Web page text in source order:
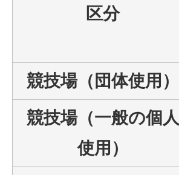
区分
競技場（団体使用）
競技場（一般の個人
使用）